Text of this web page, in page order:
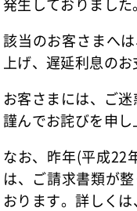
該当のお客さまへ
上げ、遅延利息の
お客さまには、ご
謹んでお詫びを申し
なお、昨年(平成22
は、ご請求書類が
おります。詳しくは、